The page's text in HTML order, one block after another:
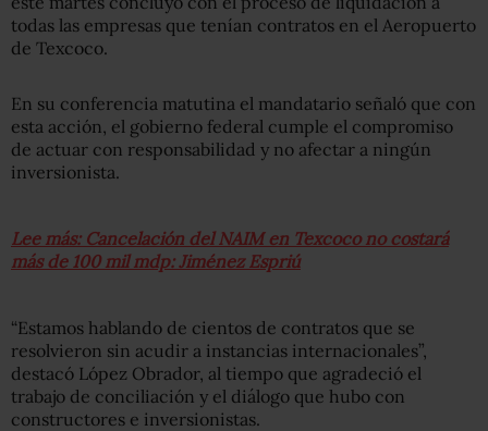
todas las empresas que tenían contratos en el Aeropuerto
de Texcoco.
En su conferencia matutina el mandatario señaló que con
esta acción, el gobierno federal cumple el compromiso
de actuar con responsabilidad y no afectar a ningún
inversionista.
Lee más: Cancelación del NAIM en Texcoco no costará
más de 100 mil mdp: Jiménez Espriú
“Estamos hablando de cientos de contratos que se
resolvieron sin acudir a instancias internacionales”,
destacó López Obrador, al tiempo que agradeció el
trabajo de conciliación y el diálogo que hubo con
constructores e inversionistas.